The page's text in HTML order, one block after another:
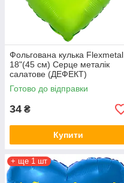
Фольгована кулька Flexmetal
18"(45 см) Серце металік
салатове (ДЕФЕКТ)
Готово до відправки
34 ₴
Купити
+ ще 1 шт